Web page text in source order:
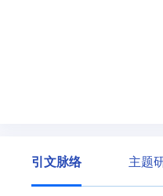
引文脉络 主题